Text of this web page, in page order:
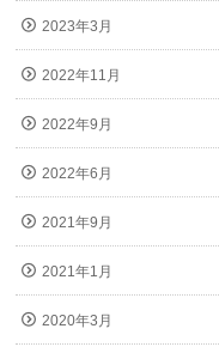
2023年3月
2022年11月
2022年9月
2022年6月
2021年9月
2021年1月
2020年3月